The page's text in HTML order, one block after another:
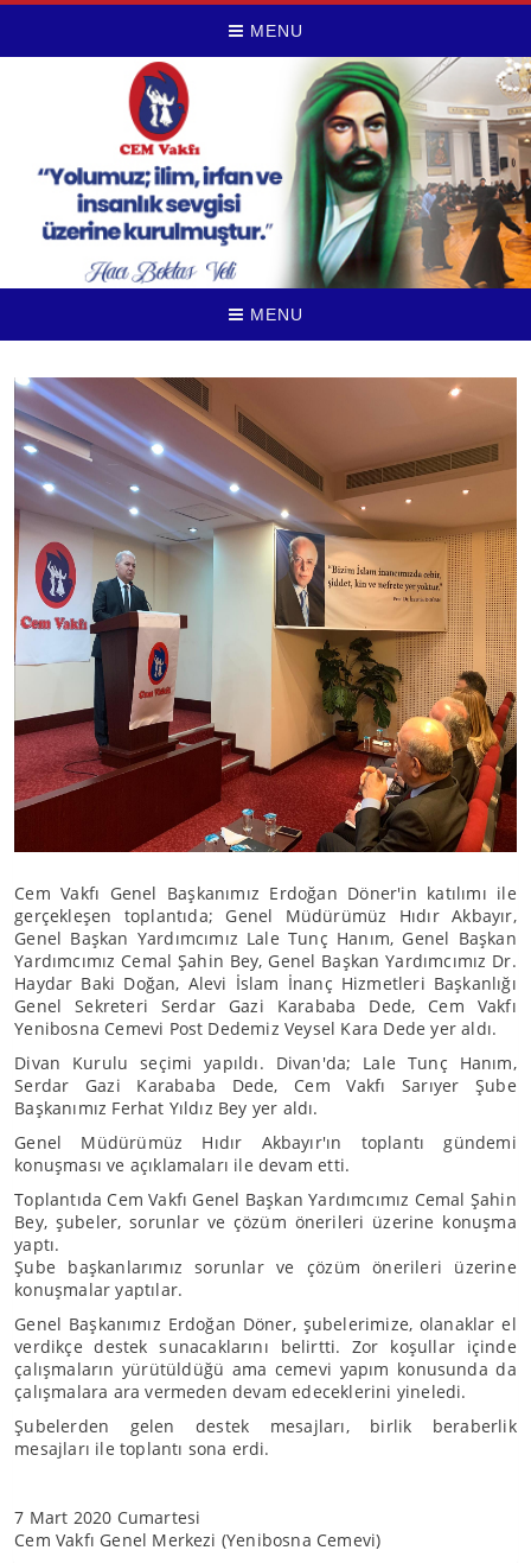
MENU
MENU
Cem Vakfı Genel Başkanımız Erdoğan Döner'in katılımı ile
gerçekleşen toplantıda; Genel Müdürümüz Hıdır Akbayır,
Genel Başkan Yardımcımız Lale Tunç Hanım, Genel Başkan
Yardımcımız Cemal Şahin Bey, Genel Başkan Yardımcımız Dr.
Haydar Baki Doğan, Alevi İslam İnanç Hizmetleri Başkanlığı
Genel Sekreteri Serdar Gazi Karababa Dede, Cem Vakfı
Yenibosna Cemevi Post Dedemiz Veysel Kara Dede yer aldı.
Divan Kurulu seçimi yapıldı. Divan'da; Lale Tunç Hanım,
Serdar Gazi Karababa Dede, Cem Vakfı Sarıyer Şube
Başkanımız Ferhat Yıldız Bey yer aldı.
Genel Müdürümüz Hıdır Akbayır'ın toplantı gündemi
konuşması ve açıklamaları ile devam etti.
Toplantıda Cem Vakfı Genel Başkan Yardımcımız Cemal Şahin
Bey, şubeler, sorunlar ve çözüm önerileri üzerine konuşma
yaptı.
Şube başkanlarımız sorunlar ve çözüm önerileri üzerine
konuşmalar yaptılar.
Genel Başkanımız Erdoğan Döner, şubelerimize, olanaklar el
verdikçe destek sunacaklarını belirtti. Zor koşullar içinde
çalışmaların yürütüldüğü ama cemevi yapım konusunda da
çalışmalara ara vermeden devam edeceklerini yineledi.
Şubelerden gelen destek mesajları, birlik beraberlik
mesajları ile toplantı sona erdi.
7 Mart 2020 Cumartesi
Cem Vakfı Genel Merkezi (Yenibosna Cemevi)